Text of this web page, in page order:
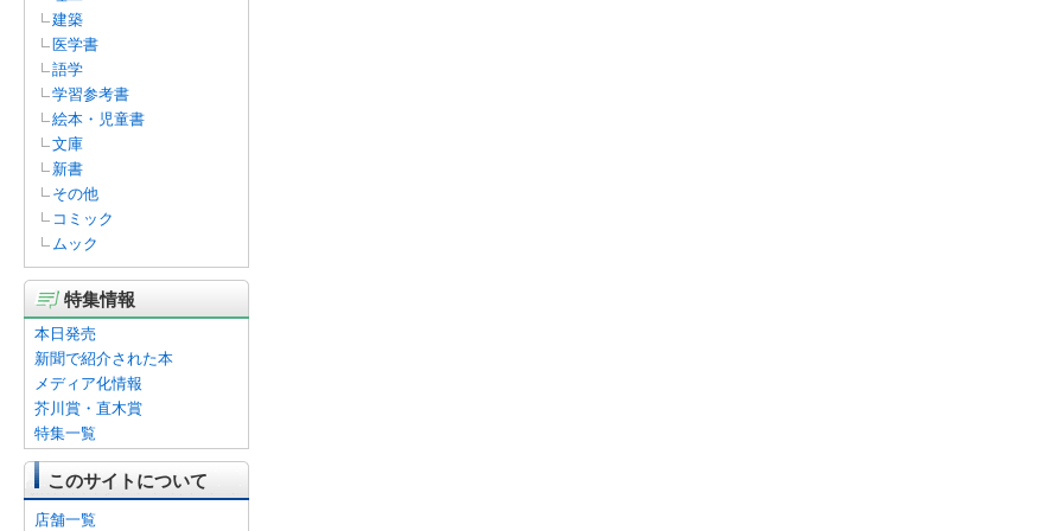
建築
医学書
語学
学習参考書
絵本・児童書
文庫
新書
その他
コミック
ムック
特集情報
本日発売
新聞で紹介された本
メディア化情報
芥川賞・直木賞
特集一覧
このサイトについて
店舗一覧